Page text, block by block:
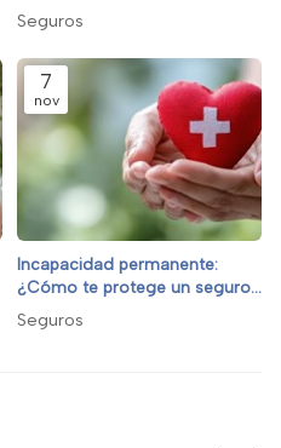
Seguros
7
nov
Incapacidad permanente:
¿Cómo te protege un seguro
de vida?
Seguros